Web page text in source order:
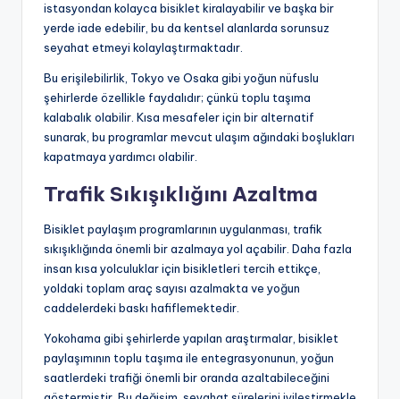
istasyondan kolayca bisiklet kiralayabilir ve başka bir
yerde iade edebilir, bu da kentsel alanlarda sorunsuz
seyahat etmeyi kolaylaştırmaktadır.
Bu erişilebilirlik, Tokyo ve Osaka gibi yoğun nüfuslu
şehirlerde özellikle faydalıdır; çünkü toplu taşıma
kalabalık olabilir. Kısa mesafeler için bir alternatif
sunarak, bu programlar mevcut ulaşım ağındaki boşlukları
kapatmaya yardımcı olabilir.
Trafik Sıkışıklığını Azaltma
Bisiklet paylaşım programlarının uygulanması, trafik
sıkışıklığında önemli bir azalmaya yol açabilir. Daha fazla
insan kısa yolculuklar için bisikletleri tercih ettikçe,
yoldaki toplam araç sayısı azalmakta ve yoğun
caddelerdeki baskı hafiflemektedir.
Yokohama gibi şehirlerde yapılan araştırmalar, bisiklet
paylaşımının toplu taşıma ile entegrasyonunun, yoğun
saatlerdeki trafiği önemli bir oranda azaltabileceğini